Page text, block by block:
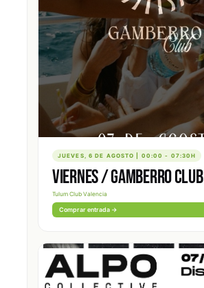
JUEVES, 6 DE AGOSTO | 00:00 - 07:30H
VIERNES / GAMBERRO CLUB
Tulum Club Valencia
Comprar entrada →